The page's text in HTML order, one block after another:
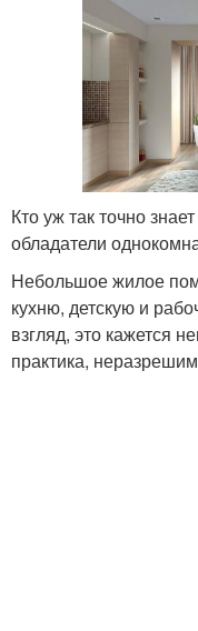
Кто уж так точно
обладатели
Небольшое жилое
кухню, детскую и
взгляд, это кажется
практика,